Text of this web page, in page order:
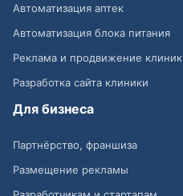
Автоматизация аптек
Автоматизация блока питания
Реклама и продвижение клиник
Разработка сайта клиники
Для бизнеса
Партнёрство, франшиза
Размещение рекламы